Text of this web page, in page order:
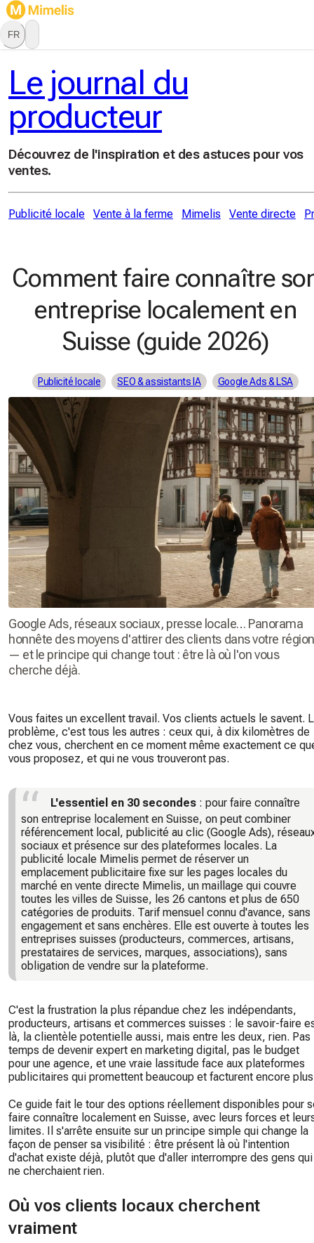
FR
Le journal du
producteur
Découvrez de l'inspiration et des astuces pour vos
ventes.
Publicité locale Vente à la ferme Mimelis Vente directe
Comment faire connaître
entreprise localement en
Suisse (guide 2026)
Publicité locale SEO & assistants IA Google Ads & LSA
Google Ads, réseaux sociaux, presse locale… Panorama
honnête des moyens d'attirer des clients dans votre région
— et le principe qui change tout : être là où l'on vous
cherche déjà.
Vous faites un excellent travail. Vos clients actuels le savent.
problème, c'est tous les autres : ceux qui, à dix kilomètres de
chez vous, cherchent en ce moment même exactement ce
vous proposez, et qui ne vous trouveront pas.
L'essentiel en 30 secondes : pour faire connaître
son entreprise localement en Suisse, on peut combiner
référencement local, publicité au clic (Google Ads),
sociaux et présence sur des plateformes locales. La
publicité locale Mimelis permet de réserver un
emplacement publicitaire fixe sur les pages locales du
marché en vente directe Mimelis, un maillage qui couvre
toutes les villes de Suisse, les 26 cantons et plus de 650
catégories de produits. Tarif mensuel connu d'avance, sans
engagement et sans enchères. Elle est ouverte à toutes les
entreprises suisses (producteurs, commerces, artisans,
prestataires de services, marques, associations), sans
obligation de vendre sur la plateforme.
C'est la frustration la plus répandue chez les indépendants,
producteurs, artisans et commerces suisses : le savoir-faire
là, la clientèle potentielle aussi, mais entre les deux, rien. Pas
temps de devenir expert en marketing digital, pas le budget
pour une agence, et une vraie lassitude face aux plateformes
publicitaires qui promettent beaucoup et facturent encore
Ce guide fait le tour des options réellement disponibles pour
faire connaître localement en Suisse, avec leurs forces et
limites. Il s'arrête ensuite sur un principe simple qui change la
façon de penser sa visibilité : être présent là où l'intention
d'achat existe déjà, plutôt que d'aller interrompre des gens qui
ne cherchaient rien.
Où vos clients locaux cherchent
vraiment